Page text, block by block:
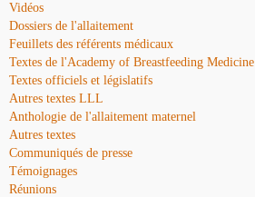
Vidéos
Dossiers de l'allaitement
Feuillets des référents médicaux
Textes de l'Academy of Breastfeeding Medicine
Textes officiels et législatifs
Autres textes LLL
Anthologie de l'allaitement maternel
Autres textes
Communiqués de presse
Témoignages
Réunions